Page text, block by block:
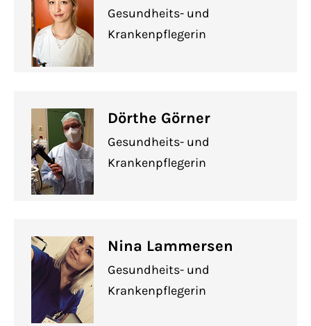
Gesundheits- und
Krankenpflegerin
Dörthe Görner
Gesundheits- und
Krankenpflegerin
Nina Lammersen
Gesundheits- und
Krankenpflegerin